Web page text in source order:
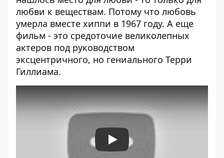
любви к веществам. Потому что любовь
умерла вместе хиппи в 1967 году. А еще
фильм - это средоточие великолепных
актеров под руководством
эксцентричного, но гениального Терри
Гиллиама.
Play